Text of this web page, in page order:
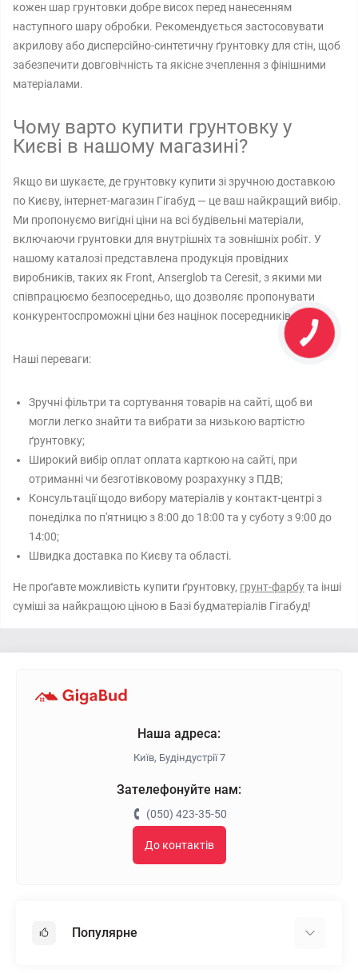
кожен шар грунтовки добре висох перед нанесенням
наступного шару обробки. Рекомендується застосовувати
акрилову або дисперсійно-синтетичну ґрунтовку для стін, щоб
забезпечити довговічність та якісне зчеплення з фінішними
матеріалами.
Чому варто купити грунтовку у
Києві в нашому магазині?
Якщо ви шукаєте, де грунтовку купити зі зручною доставкою
по Києву, інтернет-магазин Гігабуд — це ваш найкращий вибір.
Ми пропонуємо вигідні ціни на всі будівельні матеріали,
включаючи грунтовки для внутрішніх та зовнішніх робіт. У
нашому каталозі представлена ​​продукція провідних
виробників, таких як Front, Anserglob та Ceresit, з якими ми
співпрацюємо безпосередньо, що дозволяє пропонувати
конкурентоспроможні ціни без націнок посередників.
Наші переваги:
Зручні фільтри та сортування товарів на сайті, щоб ви
могли легко знайти та вибрати за низькою вартістю
ґрунтовку;
Широкий вибір оплат оплата карткою на сайті, при
отриманні чи безготівковому розрахунку з ПДВ;
Консультації щодо вибору матеріалів у контакт-центрі з
понеділка по п'ятницю з 8:00 до 18:00 та у суботу з 9:00 до
14:00;
Швидка доставка по Києву та області.
Не проґавте можливість купити ґрунтовку, грунт-фарбута інші
суміші за найкращою ціною в Базі будматеріалів Гігабуд!
Наша адреса:
Київ, Будіндустрії 7
Зателефонуйте нам:
(050) 423-35-50
До контактів
Популярне